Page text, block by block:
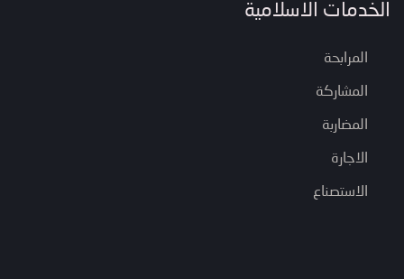
الخدمات الاسلامية
المرابحة
المشاركة
المضاربة
الاجارة
الاستصناع